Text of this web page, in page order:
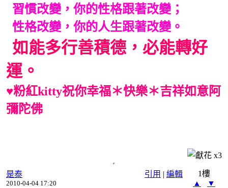
習慣改變，你的性格跟著改變；
性格改變，你的人生跟著改變。
如能多行善積德，必能轉好
運。
♥粉紅kitty祝你幸福＊快樂＊吉祥如意阿
彌陀佛
x3
引用 | 編輯
是泰
2010-04-04 17:20
1樓
▲
▼